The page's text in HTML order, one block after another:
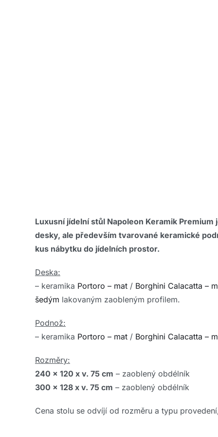
Luxusní jídelní stůl Napoleon Keramik Premium
desky, ale především tvarované keramické
kus nábytku do jídelních prostor.
Deska:
– keramika Portoro – mat/ Borghini Calacatta –
šedým lakovaným zaobleným profilem.
Podnož:
– keramika Portoro – mat/ Borghini Calacatta –
Rozměry:
240 x 120 x v. 75 cm – zaoblený obdélník
300 x 128 x v. 75 cm – zaoblený obdélník
Cena stolu se odvíjí od rozměru a typu